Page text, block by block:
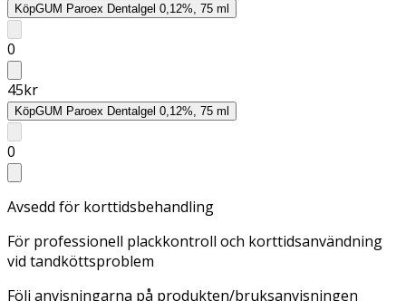
KöpGUM Paroex Dentalgel 0,12%, 75 ml
0
45kr
KöpGUM Paroex Dentalgel 0,12%, 75 ml
0
Avsedd för korttidsbehandling
För professionell plackkontroll och korttidsanvändning
vid tandköttsproblem
Följ anvisningarna på produkten/bruksanvisningen